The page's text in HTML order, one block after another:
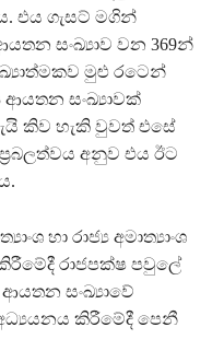
එය ගැසට් මගින්
සංඛ්‍යාව වන 369න්
මුළු රටෙන්
ආයතන සංඛ්‍යාවක්
කිව හැකි වුවත් එසේ
අනුව එය ඊට
හා රාජ්‍ය අමාත්‍යාංශ
රාජපක්ෂ පවුලේ
ආයතන සංඛ්‍යාවේ
කිරීමේදී පෙනී